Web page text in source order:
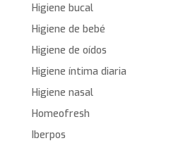
Higiene bucal
Higiene de bebé
Higiene de oídos
Higiene íntima diaria
Higiene nasal
Homeofresh
Iberpos